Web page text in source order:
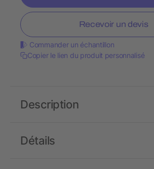
Recevoir un devis
Commander un échantillon
Copier le lien du produit personnalisé
Détails
Description